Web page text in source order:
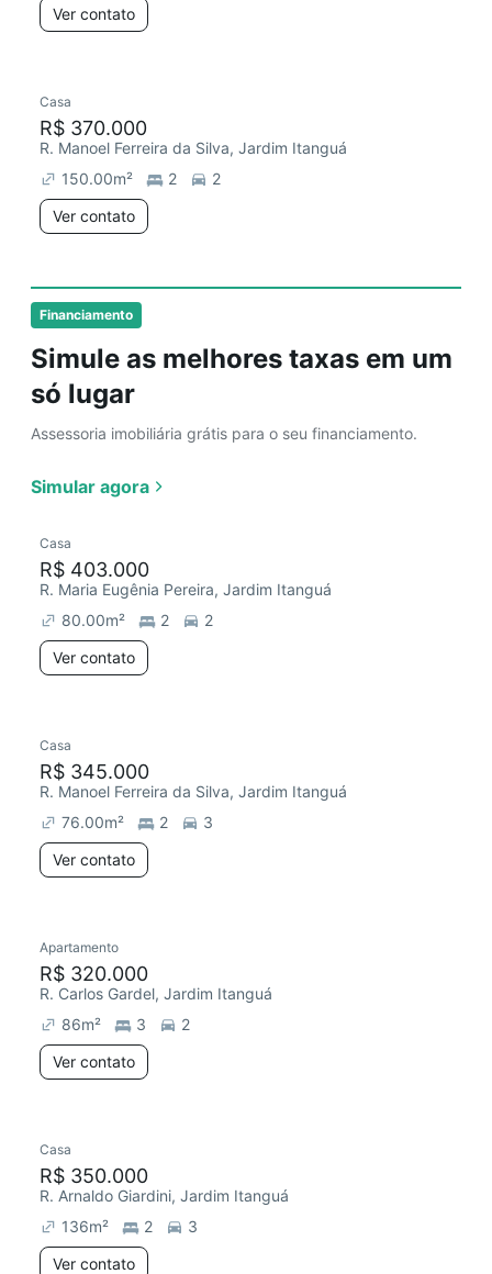
Financiamento
Simule as melhores taxas em um
só lugar
Assessoria imobiliária grátis para o seu financiamento.
Simular agora
Ver contato
Casa
R$ 370.000
R. Manoel Ferreira da Silva, Jardim Itanguá
150.00m² 2
2
Ver contato
Casa
R$ 403.000
R. Maria Eugênia Pereira, Jardim Itanguá
80.00m² 2
2
Ver contato
Casa
R$ 345.000
R. Manoel Ferreira da Silva, Jardim Itanguá
76.00m² 2
3
Ver contato
Apartamento
R$ 320.000
R. Carlos Gardel, Jardim Itanguá
86m² 3
2
Ver contato
Casa
R$ 350.000
R. Arnaldo Giardini, Jardim Itanguá
136m² 2
3
Ver contato